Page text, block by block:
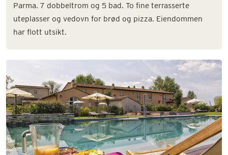
Parma. 7 dobbeltrom og 5 bad. To fine terrasserte
uteplasser og vedovn for brød og pizza. Eiendommen
har flott utsikt.